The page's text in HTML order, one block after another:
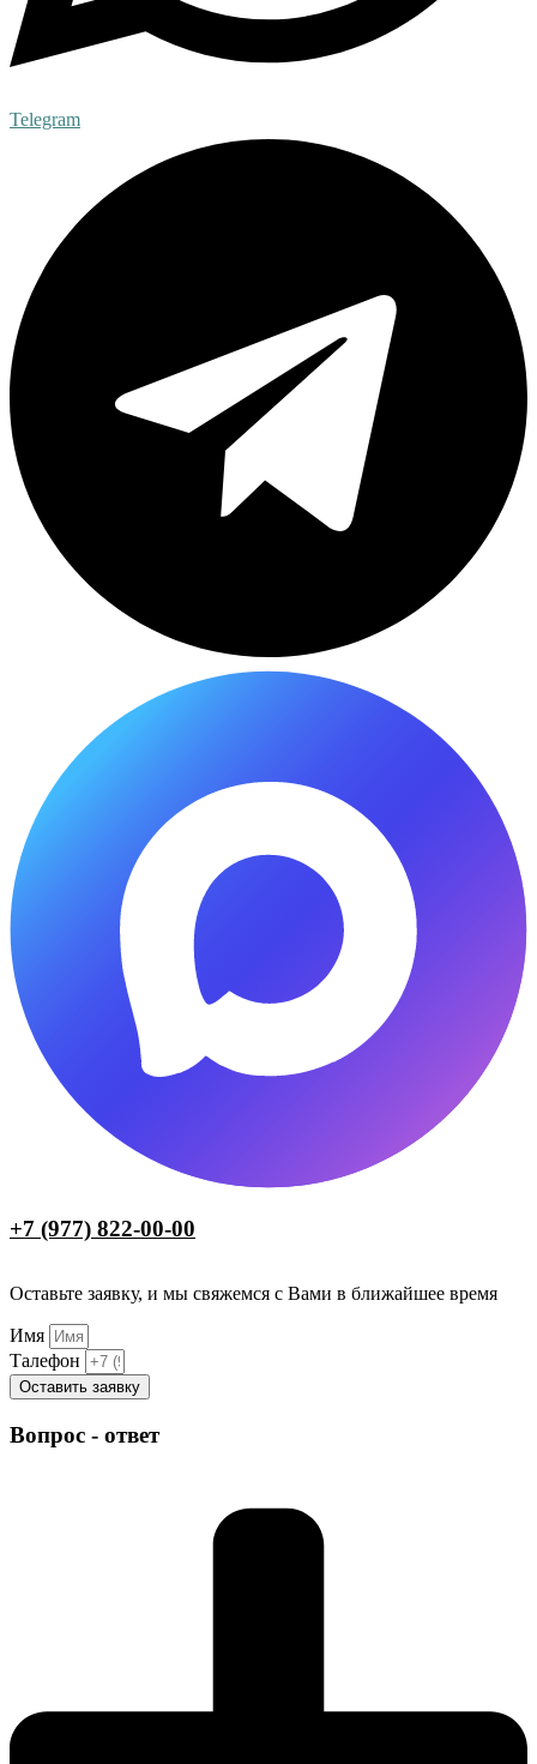
Telegram
+7 (977) 822-00-00
Оставьте заявку, и мы свяжемся с Вами в ближайшее время
Имя
Талефон
Оставить заявку
Вопрос - ответ